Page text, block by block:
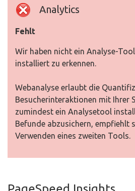
Analytics
Fehlt
Wir haben nicht ein Analyse-
installiert zu erkennen.
Webanalyse erlaubt die
Besucherinteraktionen mit Ihrer
zumindest ein Analysetool
Befunde abzusichern, empfiehlt
Verwenden eines zweiten Tools.